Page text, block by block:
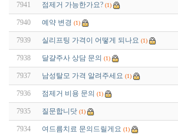
7941 점제거 가능한가요? (1)
7940 예약 변경 (1)
7939 실리프팅 가격이 어떻게 되나요 (1)
7938 달걀주사 상담 문의 (1)
7937 남성탈모 가격 알려주세요 (1)
7936 점제거 비용 문의 (1)
7935 질문합니닷 (1)
7934 여드름치료 문의드릴게요 (1)